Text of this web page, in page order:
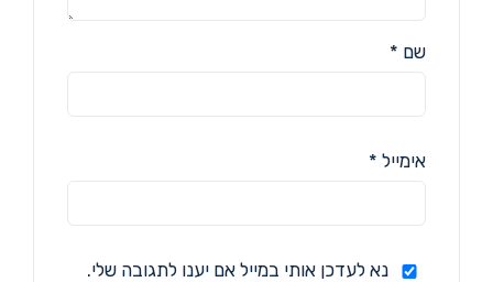
שם *
אימייל *
נא לעדכן אותי במייל אם יענו לתגובה שלי.